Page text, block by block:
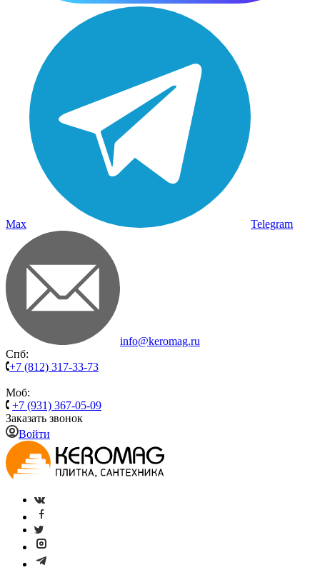
Max Telegram
info@keromag.ru
Спб:
+7 (812) 317-33-73
Моб:
+7 (931) 367-05-09
Заказать звонок
Войти